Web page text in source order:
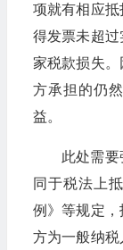
项就有相应
得发票未超
家税款损失
方承担的仍
益。
此处需
同于税法上
例》等规定
方为一般纳